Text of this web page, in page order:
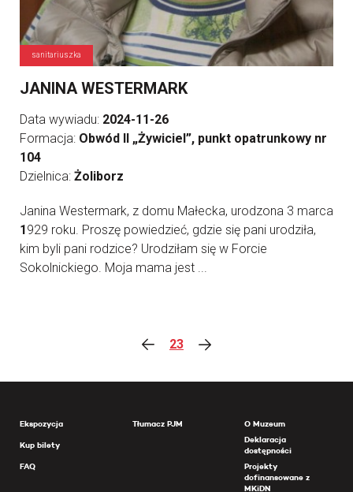
sanitariuszka
JANINA WESTERMARK
Data wywiadu: 2024-11-26
Formacja: Obwód II „Żywiciel”, punkt opatrunkowy nr
104
Dzielnica: Żoliborz
Janina Westermark, z domu Małecka, urodzona 3 marca
1929 roku. Proszę powiedzieć, gdzie się pani urodziła,
kim byli pani rodzice? Urodziłam się w Forcie
Sokolnickiego. Moja mama jest ...
23
Ekspozycja
Kup bilety
FAQ
Tłumacz PJM
O Muzeum
Deklaracja
dostępności
Projekty
dofinansowane z
MKiDN